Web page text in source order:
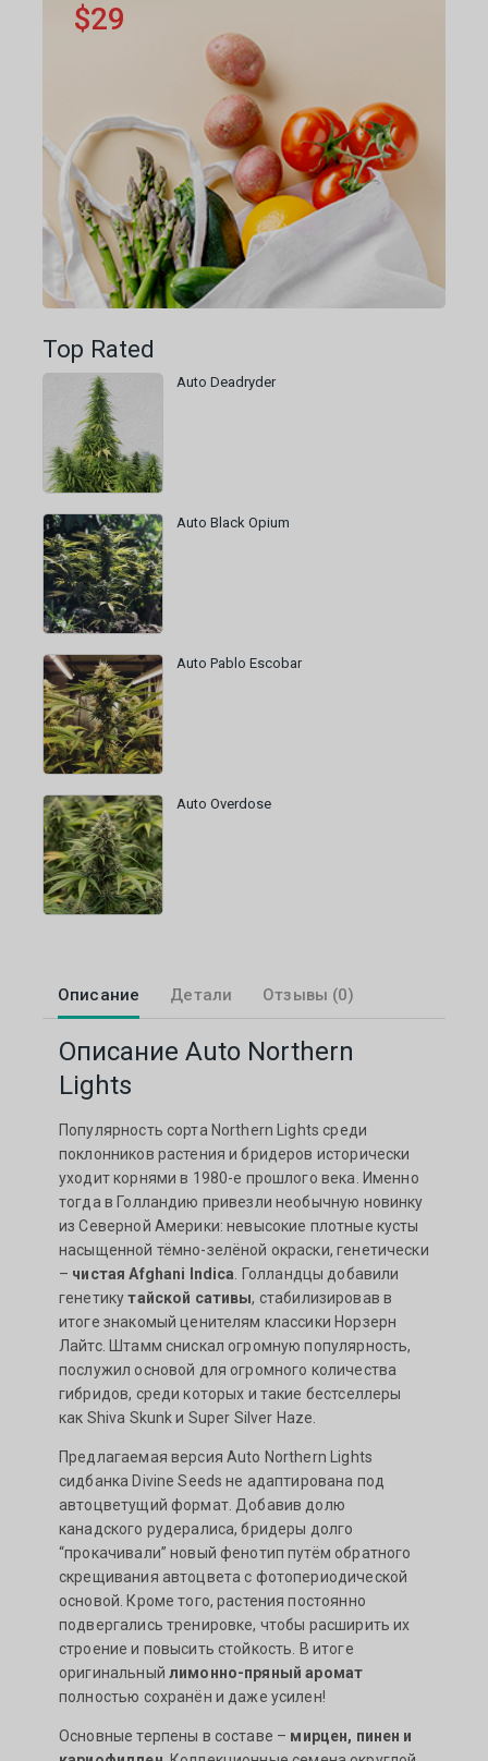
$29
Top Rated
Auto Deadryder
Auto Black Opium
Auto Pablo Escobar
Auto Overdose
Описание Детали Отзывы (0)
Описание Auto Northern
Lights
Популярность сорта Northern Lights среди
поклонников растения и бридеров исторически
уходит корнями в 1980-е прошлого века. Именно
тогда в Голландию привезли необычную новинку
из Северной Америки: невысокие плотные кусты
насыщенной тёмно-зелёной окраски, генетически
– чистая Afghani Indica . Голландцы добавили
генетикутайской сативы, стабилизировав в
итоге знакомый ценителям классики Норзерн
Лайтс. Штамм снискал огромную популярность,
послужил основой для огромного количества
гибридов, среди которых и такие бестселлеры
как Shiva Skunk и Super Silver Haze.
Предлагаемая версия Auto Northern Lights
сидбанка Divine Seeds не адаптирована под
автоцветущий формат. Добавив долю
канадского рудералиса, бридеры долго
“прокачивали” новый фенотип путём обратного
скрещивания автоцвета с фотопериодической
основой. Кроме того, растения постоянно
подвергались тренировке, чтобы расширить их
строение и повысить стойкость. В итоге
оригинальный лимонно-пряный аромат
полностью сохранён и даже усилен!
Основные терпены в составе – мирцен, пинен и